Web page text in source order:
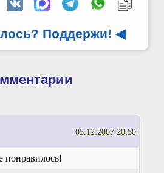
Поддержи! ◀
05.12.2007 20:50
понравилось!